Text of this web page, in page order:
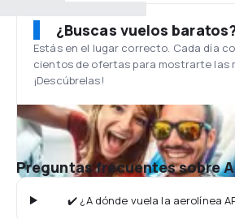
¿Buscas vuelos
Estás en el lugar correcto. Cada día
cientos de ofertas para mostrarte las
¡Descúbrelas!
Preguntas frecuentes sobre
✔️ ¿A dónde vuela la aerolínea